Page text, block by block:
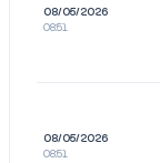
08/05/2026
08:51
08/05/2026
08:51